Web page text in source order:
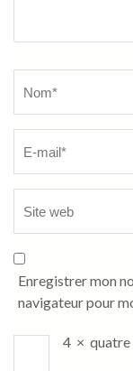
Enregistrer mon
navigateur pour
4 × quatre